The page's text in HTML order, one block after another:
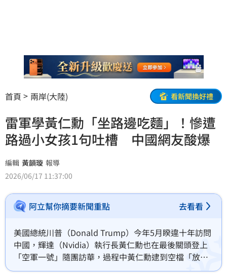
首頁 兩岸(大陸) 看新聞換好禮
雷軍學黃仁勳「坐路邊吃麵」！慘遭
路過小女孩1句吐槽 中國網友酸爆
編輯 黃韻璇 報導
2026/06/17 11:37:00
阿立幫你摘要新聞重點 去看看
美國總統川普（Donald Trump）今年5月睽違十年訪問
中國，輝達（Nvidia）執行長黃仁勳也在最後關頭登上
「空軍一號」隨團訪華，過程中黃仁勳逮到空檔「放
風」，換上招牌皮衣直奔北京胡同，甚至品嚐當地特色